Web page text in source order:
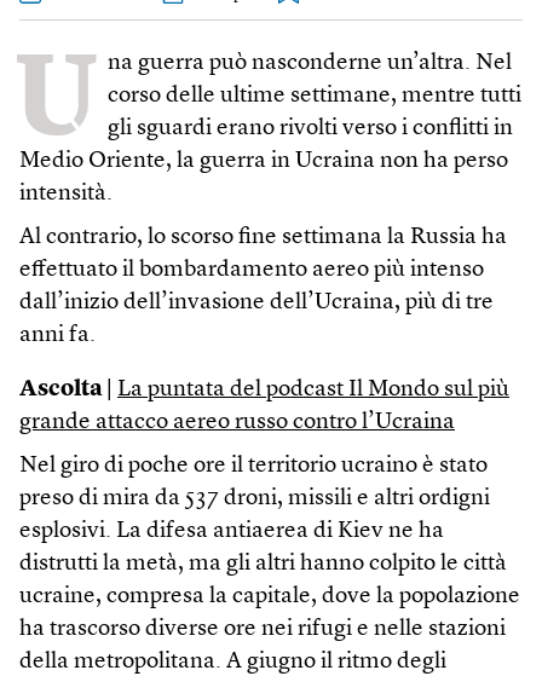
U na guerra può nasconderne un’altra. Nel
corso delle ultime settimane, mentre tutti
gli sguardi erano rivolti verso i conflitti in
Medio Oriente, la guerra in Ucraina non ha perso
intensità.
Al contrario, lo scorso fine settimana la Russia ha
effettuato il bombardamento aereo più intenso
dall’inizio dell’invasione dell’Ucraina, più di tre
anni fa.
Ascolta |
La puntata del podcast Il Mondo sul più
grande attacco aereo russo contro l’Ucraina
Nel giro di poche ore il territorio ucraino è stato
preso di mira da 537 droni, missili e altri ordigni
esplosivi. La difesa antiaerea di Kiev ne ha
distrutti la metà, ma gli altri hanno colpito le città
ucraine, compresa la capitale, dove la popolazione
ha trascorso diverse ore nei rifugi e nelle stazioni
della metropolitana. A giugno il ritmo degli